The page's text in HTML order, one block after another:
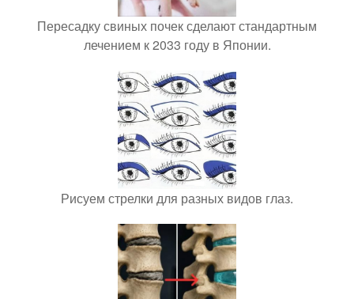
Пересадку свиных почек сделают стандартным
лечением к 2033 году в Японии.
Рисуем стрелки для разных видов глаз.